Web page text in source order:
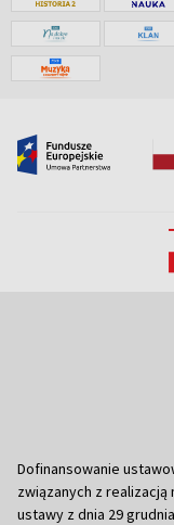
Dofinansowanie
związanych z
ustawy z dnia 29